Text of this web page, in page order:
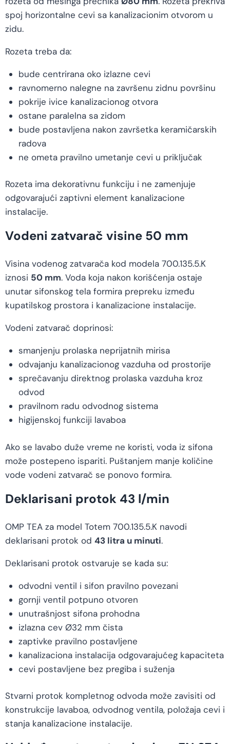
spoj horizontalne cevi sa kanalizacionim otvorom u
zidu.
Rozeta treba da:
bude centrirana oko izlazne cevi
ravnomerno nalegne na završenu zidnu površinu
pokrije ivice kanalizacionog otvora
ostane paralelna sa zidom
bude postavljena nakon završetka keramičarskih
radova
ne ometa pravilno umetanje cevi u priključak
Rozeta ima dekorativnu funkciju i ne zamenjuje
odgovarajući zaptivni element kanalizacione
instalacije.
Vodeni zatvarač visine 50 mm
Visina vodenog zatvarača kod modela 700.135.5.K
iznosi 50 mm. Voda koja nakon korišćenja ostaje
unutar sifonskog tela formira prepreku između
kupatilskog prostora i kanalizacione instalacije.
Vodeni zatvarač doprinosi:
smanjenju prolaska neprijatnih mirisa
odvajanju kanalizacionog vazduha od prostorije
sprečavanju direktnog prolaska vazduha kroz
odvod
pravilnom radu odvodnog sistema
higijenskoj funkciji lavaboa
Ako se lavabo duže vreme ne koristi, voda iz sifona
može postepeno ispariti. Puštanjem manje količine
vode vodeni zatvarač se ponovo formira.
Deklarisani protok 43 l/min
OMP TEA za model Totem 700.135.5.K navodi
deklarisani protok od 43 litra u minuti.
Deklarisani protok ostvaruje se kada su:
odvodni ventil i sifon pravilno povezani
gornji ventil potpuno otvoren
unutrašnjost sifona prohodna
izlazna cev Ø32 mm čista
zaptivke pravilno postavljene
kanalizaciona instalacija odgovarajućeg kapaciteta
cevi postavljene bez pregiba i suženja
Stvarni protok kompletnog odvoda može zavisiti od
konstrukcije lavaboa, odvodnog ventila, položaja cevi i
stanja kanalizacione instalacije.